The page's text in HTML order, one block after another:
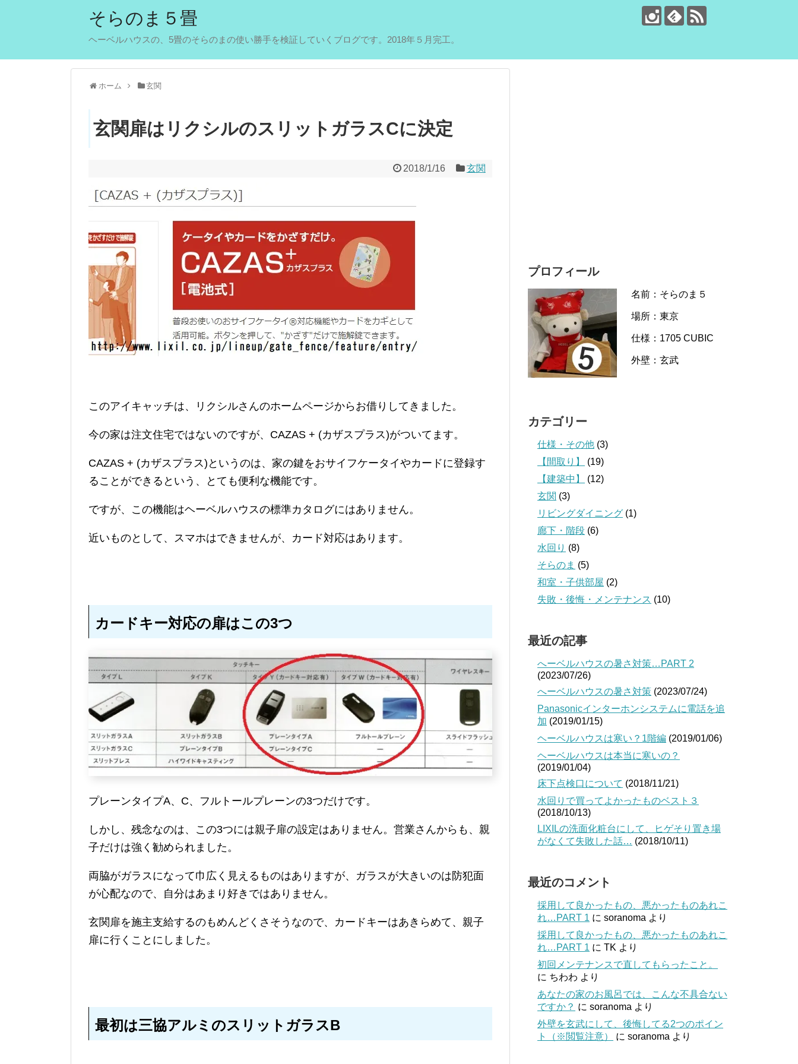
そらのま５畳
ヘーベルハウスの、5畳のそらのまの使い勝手を検証していくブログです。2018年５月完工。
ホーム 玄関
玄関扉はリクシルのスリットガラスCに決定
2018/1/16 玄関
このアイキャッチは、リクシルさんのホームページからお借りしてきました。
今の家は注文住宅ではないのですが、CAZAS + (カザスプラス)がついてます。
CAZAS + (カザスプラス)というのは、家の鍵をおサイフケータイやカードに登録す
ることができるという、とても便利な機能です。
ですが、この機能はヘーベルハウスの標準カタログにはありません。
近いものとして、スマホはできませんが、カード対応はあります。
カードキー対応の扉はこの3つ
プレーンタイプA、C、フルトールプレーンの3つだけです。
しかし、残念なのは、この3つには親子扉の設定はありません。営業さんからも、親
子だけは強く勧められました。
両脇がガラスになって巾広く見えるものはありますが、ガラスが大きいのは防犯面
が心配なので、自分はあまり好きではありません。
玄関扉を施主支給するのもめんどくさそうなので、カードキーはあきらめて、親子
扉に行くことにしました。
最初は三協アルミのスリットガラスB
プロフィール
名前：そらのま５
場所：東京
仕様：1705 CUBIC
外壁：玄武
カテゴリー
仕様・その他 (3)
【間取り】
(19)
【建築中】
(12)
玄関 (3)
リビングダイニング (1)
廊下・階段 (6)
水回り (8)
そらのま (5)
和室・子供部屋 (2)
失敗・後悔・メンテナンス (10)
最近の記事
へーベルハウスの暑さ対策…PART 2
(2023/07/26)
へーベルハウスの暑さ対策 (2023/07/24)
Panasonicインターホンシステムに電話を追
加 (2019/01/15)
ヘーベルハウスは寒い？1階編 (2019/01/06)
ヘーベルハウスは本当に寒いの？
(2019/01/04)
床下点検口について (2018/11/21)
水回りで買ってよかったものベスト３
(2018/10/13)
LIXILの洗面化粧台にして、ヒゲそり置き場
がなくて失敗した話… (2018/10/11)
最近のコメント
採用して良かったもの、悪かったものあれこ
れ…PART 1 に soranoma より
採用して良かったもの、悪かったものあれこ
れ…PART 1 に TK より
初回メンテナンスで直してもらったこと。
に ちわわ より
あなたの家のお風呂では、こんな不具合ない
ですか？ に soranoma より
外壁を玄武にして、後悔してる2つのポイン
ト（※閲覧注意）
に soranoma より